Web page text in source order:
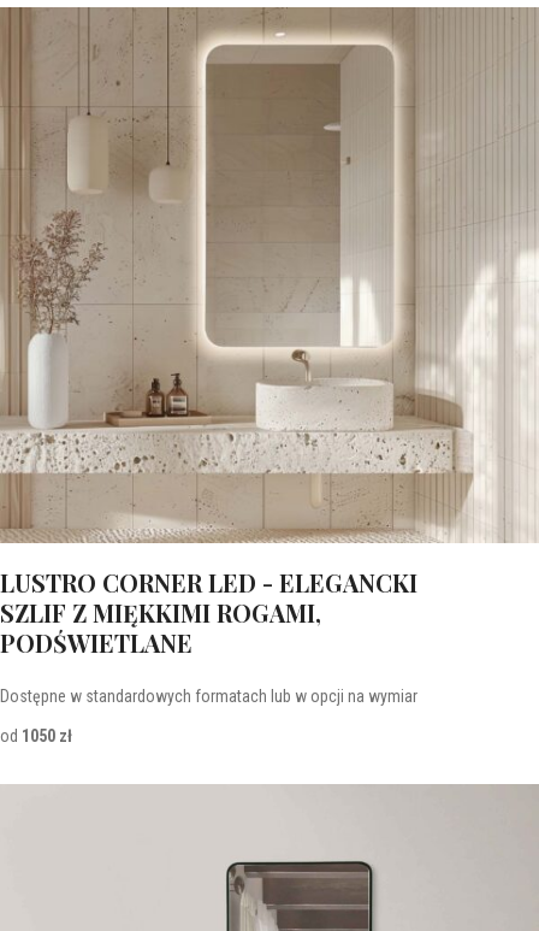
LUSTRO CORNER LED - ELEGANCKI
SZLIF Z MIĘKKIMI ROGAMI,
PODŚWIETLANE
Dostępne w standardowych formatach lub w opcji na wymiar
od 1050 zł